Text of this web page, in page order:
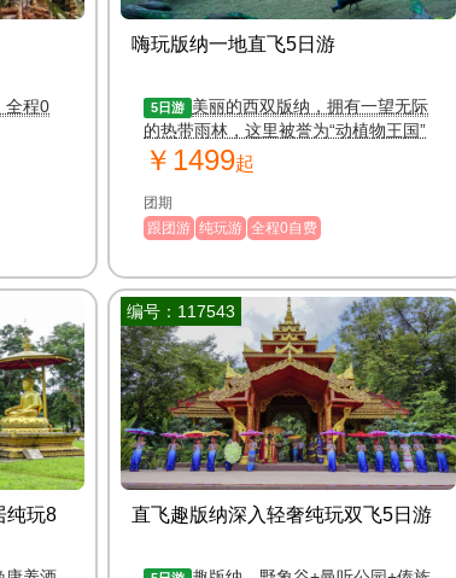
全程0
嗨玩版纳一地直飞5日游
5日游 美丽的西双版纳，拥有一望无际
的热带雨林，这里被誉为“动植物王国”
￥1499起
团期
跟团游 纯玩游 全程0自费
纯玩8
编号：117543
直飞趣版纳深入轻奢纯玩双飞5日游